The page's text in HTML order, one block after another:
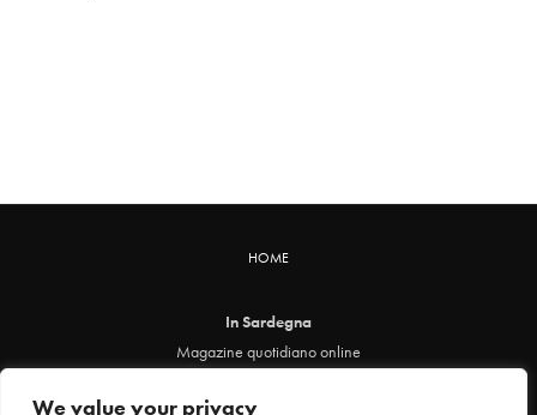
We value your privacy
HOME
In Sardegna
Magazine quotidiano online